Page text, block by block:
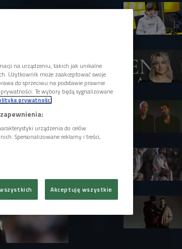
idolu
na 2025
Fuqua
- to 24
na urządzeniu, takich jak unikalne
Użytkownik może zaakceptować swoje
do sprzeciwu na podstawie prawnie
Te wybory będą sygnalizowane
prywatności
urządzenia do celów
Spersonalizowane reklamy i treści,
Akceptuję wszystkie